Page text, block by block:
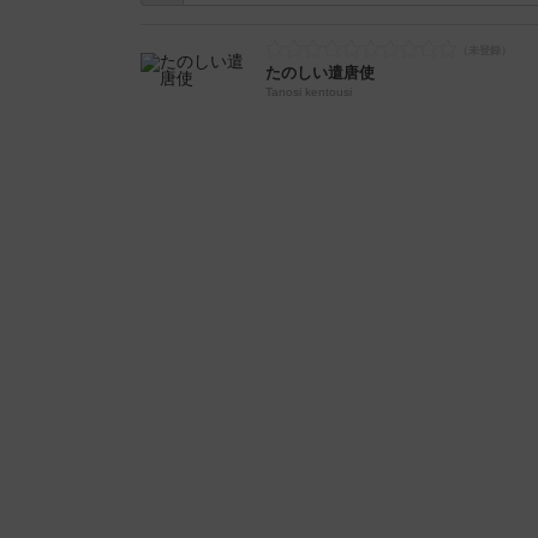
たのしい遣唐使
Tanosi kentousi